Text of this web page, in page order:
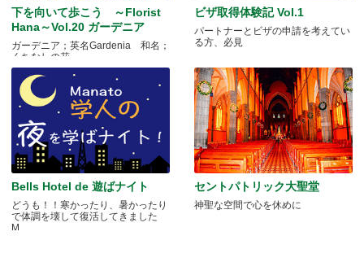
下を向いて歩こう ～Florist
Hana～Vol.20 ガーデニア
ガーデニア；英名Gardenia 和名；
くちなしの花 .....
ビザ取得体験記 Vol.1
パートナーとビザの申請を考えてい
る方、必見
Bells Hotel de 遊ばナイト
どうも！！寒かったり、暑かったり
で体調を壊して復活してきました
M.....
セントパトリック大聖堂
神聖な空間で心を休めに